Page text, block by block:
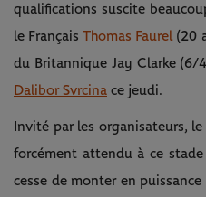
qualifications suscite
le Français Thomas Faurel(20
du Britannique Jay Clarke (6/
Dalibor Svrcina ce jeudi.
Invité par les organisateurs,
forcément attendu à ce
cesse de monter en